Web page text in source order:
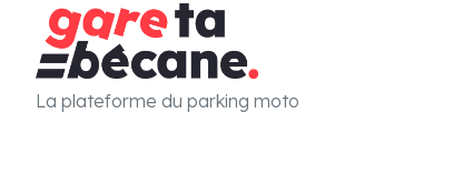
La plateforme du parking moto